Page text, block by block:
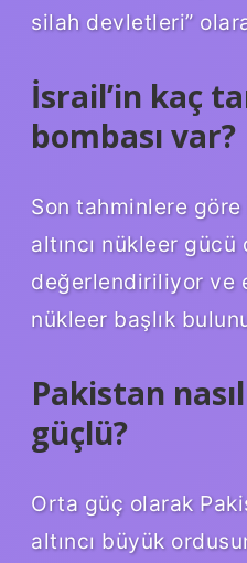
silah devletleri”
İsrail’in kaç
bombası var?
Son tahminlere göre
altıncı nükleer gücü
değerlendiriliyor ve
nükleer başlık
Pakistan
güçlü?
Orta güç olarak
altıncı büyük